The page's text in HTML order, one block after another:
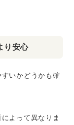
り安心
いかどうかも確
よって異なりま